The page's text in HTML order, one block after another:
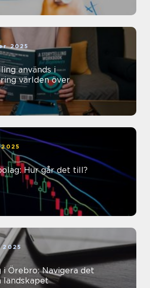
2025
används i
världen över
Hur går det till?
i Örebro: Navigera det
landskapet